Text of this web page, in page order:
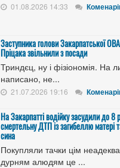
01.08.2026 14:33
Заступника голови Закарпатської
Пріцака звільнили з посади
Триндєц, ну і фізіономія. На
написано, не...
21.07.2026 19:16
На Закарпатті водійку засудили до 8
смертельну ДТП із загибеллю матері
сина
Покупляли тачки цім
дурням алюдям це ...